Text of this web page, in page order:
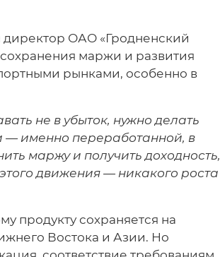
ОАО «Гродненский
маржи и развития
рынками, особенно в
не в убыток, нужно делать
— именно переработанной, в
маржу и получить доходность,
движения — никакого роста
продукту сохраняется на
Востока и Азии. Но